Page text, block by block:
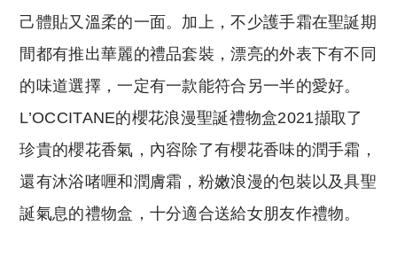
己體貼又溫柔的一面。加上，不少護手霜在聖誕期
間都有推出華麗的禮品套裝，漂亮的外表下有不同
的味道選擇，一定有一款能符合另一半的愛好。
L’OCCITANE的櫻花浪漫聖誕禮物盒2021擷取了
珍貴的櫻花香氣，內容除了有櫻花香味的潤手霜，
還有沐浴啫喱和潤膚霜，粉嫩浪漫的包裝以及具聖
誕氣息的禮物盒，十分適合送給女朋友作禮物。